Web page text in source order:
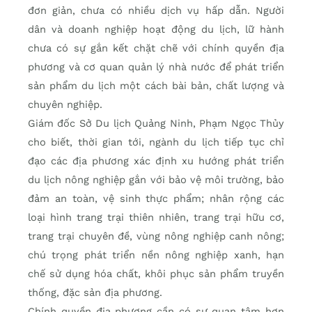
đơn giản, chưa có nhiều dịch vụ hấp dẫn. Người
dân và doanh nghiệp hoạt động du lịch, lữ hành
chưa có sự gắn kết chặt chẽ với chính quyền địa
phương và cơ quan quản lý nhà nước để phát triển
sản phẩm du lịch một cách bài bản, chất lượng và
chuyên nghiệp.
Giám đốc Sở Du lịch Quảng Ninh, Phạm Ngọc Thủy
cho biết, thời gian tới, ngành du lịch tiếp tục chỉ
đạo các địa phương xác định xu hướng phát triển
du lịch nông nghiệp gắn với bảo vệ môi trường, bảo
đảm an toàn, vệ sinh thực phẩm; nhân rộng các
loại hình trang trại thiên nhiên, trang trại hữu cơ,
trang trại chuyên đề, vùng nông nghiệp canh nông;
chú trọng phát triển nền nông nghiệp xanh, hạn
chế sử dụng hóa chất, khôi phục sản phẩm truyền
thống, đặc sản địa phương.